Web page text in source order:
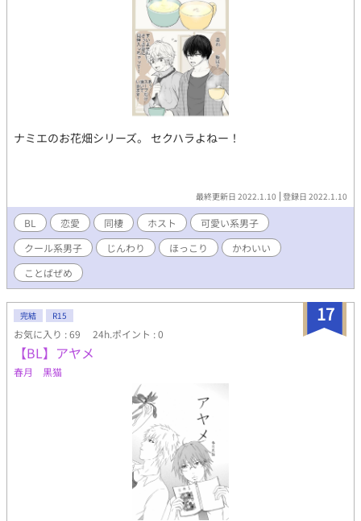
ナミエのお花畑シリーズ。 セクハラよねー！
最終更新日 2022.1.10 登録日 2022.1.10
BL 恋愛 同棲 ホスト
可愛い系男子
クール系男子
じんわり ほっこり
かわいい
ことばぜめ
17
完結 R15
お気に入り : 69 24h.ポイント : 0
【BL】アヤメ
春月 黒猫